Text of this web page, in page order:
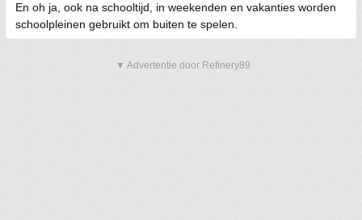
En oh ja, ook na schooltijd, in weekenden en vakanties worden
schoolpleinen gebruikt om buiten te spelen.
▼ Advertentie door Refinery89